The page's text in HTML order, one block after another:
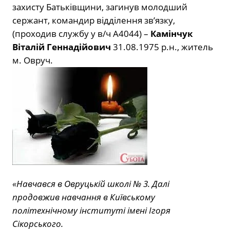
захисту Батьківщини, загинув молодший
сержант, командир відділення зв’язку,
(проходив службу у в/ч А4044) – Камінчук
Віталій Геннадійович 31.08.1975 р.н., житель
м. Овруч.
«Навчався в Овруцькій школі № 3. Далі
продовжив навчання в Київському
політехнічному інституті імені Ігоря
Сікорського.